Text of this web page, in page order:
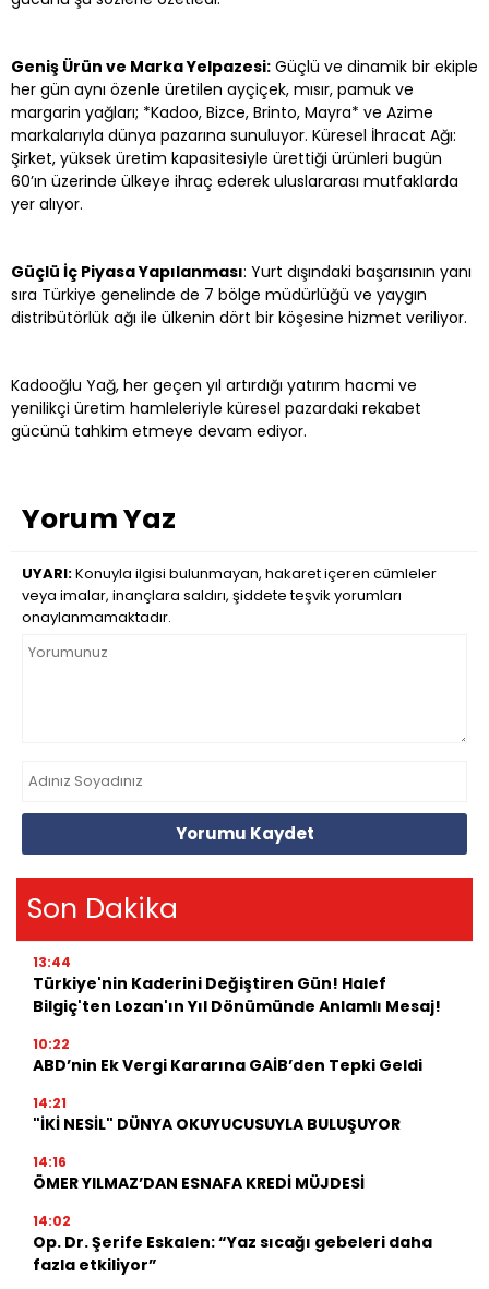
Geniş Ürün ve Marka Yelpazesi: Güçlü ve dinamik bir ekiple
her gün aynı özenle üretilen ayçiçek, mısır, pamuk ve
margarin yağları; *Kadoo, Bizce, Brinto, Mayra* ve Azime
markalarıyla dünya pazarına sunuluyor. Küresel İhracat Ağı:
Şirket, yüksek üretim kapasitesiyle ürettiği ürünleri bugün
60’ın üzerinde ülkeye ihraç ederek uluslararası mutfaklarda
yer alıyor.
Güçlü İç Piyasa Yapılanması: Yurt dışındaki başarısının yanı
sıra Türkiye genelinde de 7 bölge müdürlüğü ve yaygın
distribütörlük ağı ile ülkenin dört bir köşesine hizmet veriliyor.
Kadooğlu Yağ, her geçen yıl artırdığı yatırım hacmi ve
yenilikçi üretim hamleleriyle küresel pazardaki rekabet
gücünü tahkim etmeye devam ediyor.
Yorum Yaz
UYARI:Konuyla ilgisi bulunmayan, hakaret içeren cümleler
veya imalar, inançlara saldırı, şiddete teşvik yorumları
onaylanmamaktadır.
Yorumu Kaydet
Son Dakika
13:44
Türkiye'nin Kaderini Değiştiren Gün! Halef
Bilgiç'ten Lozan'ın Yıl Dönümünde Anlamlı Mesaj!
10:22
ABD’nin Ek Vergi Kararına GAİB’den Tepki Geldi
14:21
"İKİ NESİL" DÜNYA OKUYUCUSUYLA BULUŞUYOR
14:16
ÖMER YILMAZ’DAN ESNAFA KREDİ MÜJDESİ
14:02
Op. Dr. Şerife Eskalen: “Yaz sıcağı gebeleri daha
fazla etkiliyor”